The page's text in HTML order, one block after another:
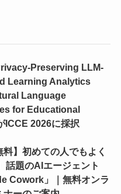
Preserving LLM-
Learning Analytics
Language
for Educational
ICCE 2026に採択
料】初めての人でもよく
話題のAIエージェント
Cowork」｜無料オンラ